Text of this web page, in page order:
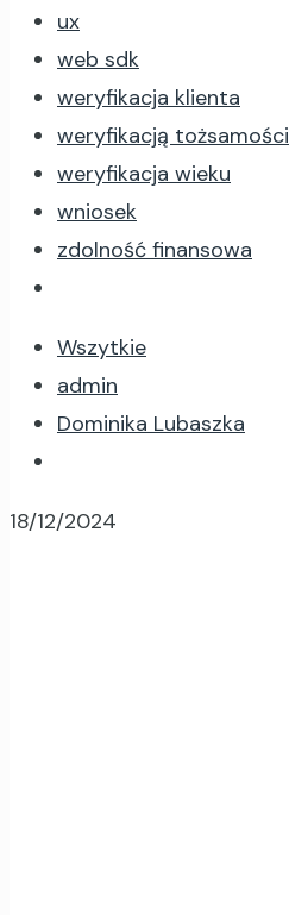
ux
web sdk
weryfikacja klienta
weryfikacją tożsamości
weryfikacja wieku
wniosek
zdolność finansowa
Wszytkie
admin
Dominika Lubaszka
18/12/2024